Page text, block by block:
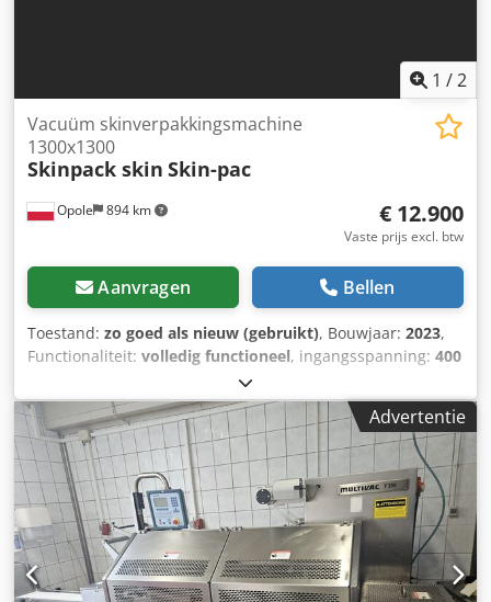
1 /2
Opole 894 km
Vacuüm skinverpakkingsmachine
1300x1300
Skinpack skin Skin-pac
€ 12.900
Vaste prijs excl. btw
Aanvragen Bellen
Toestand: zo goed als nieuw (gebruikt), Bouwjaar: 2023,
Functionaliteit: volledig functioneel, ingangsspanning: 400
, ingangsfrequentie:
Skinpack-verpakkingsmachine, vervaardigd op speciale
bestelling vanwege maximale werkruimte. Nooit
aangesloten op een productielijn; niet gebruikt door
wijziging in het productaanbod. Volledig operationeel zoals
te zien is in de video. Maximale foliegrootte 1340 mm.
Maximale werktafelafmeting 1300x1300 mm. Totaal
vermogen 25 kW. Voeding 3x400V 50 Hz. Gewicht 600 kg.
Skin-pac skin skinpac Dcjdoyy Rl Djpfx Ahtok
Advertentie